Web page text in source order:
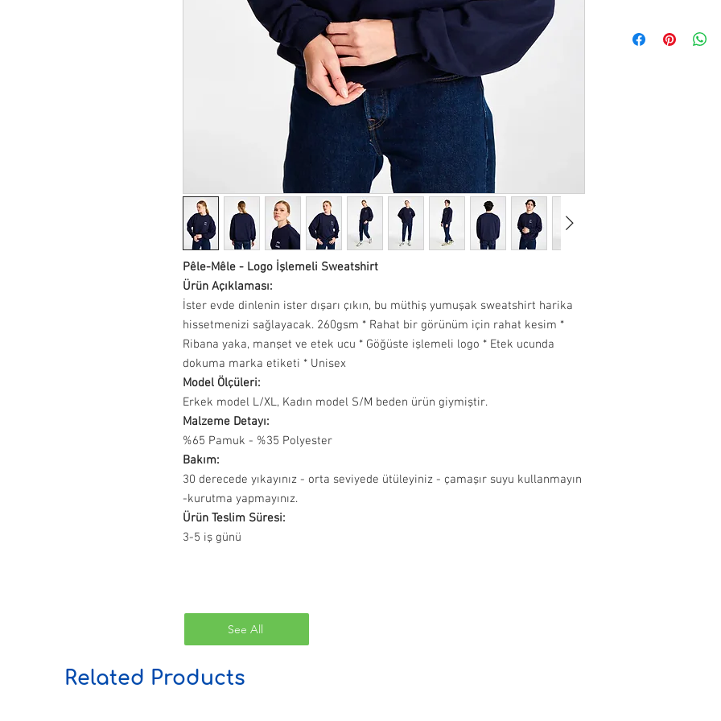
Pêle-Mêle - Logo İşlemeli Sweatshirt
Ürün Açıklaması:
İster evde dinlenin ister dışarı çıkın, bu müthiş yumuşak sweatshirt harika
hissetmenizi sağlayacak. 260gsm * Rahat bir görünüm için rahat kesim *
Ribana yaka, manşet ve etek ucu * Göğüste işlemeli logo * Etek ucunda
dokuma marka etiketi * Unisex
Model Ölçüleri:
Erkek model L/XL, Kadın model S/M beden ürün giymiştir.
Malzeme Detayı:
%65 Pamuk - %35 Polyester
Bakım:
30 derecede yıkayınız - orta seviyede ütüleyiniz - çamaşır suyu kullanmayın
-kurutma yapmayınız.
Ürün Teslim Süresi:
3-5 iş günü
verildiğinde kargo
teslim alınabilir.
See All
Related Products